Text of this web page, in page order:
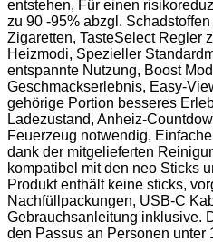
entstehen, Für einen
zu 90 -95% abzgl.
Zigaretten, TasteSelect Regler
Heizmodi, Spezieller
entspannte Nutzung, Boost
Geschmackserlebnis, Easy-
gehörige Portion besseres
Ladezustand, Anheiz-
Feuerzeug notwendig,
dank der mitgelieferten
kompatibel mit den neo Sticks
Produkt enthält keine sticks,
Nachfüllpackungen, USB-C
Gebrauchsanleitung inklusive.
den Passus an Personen unter